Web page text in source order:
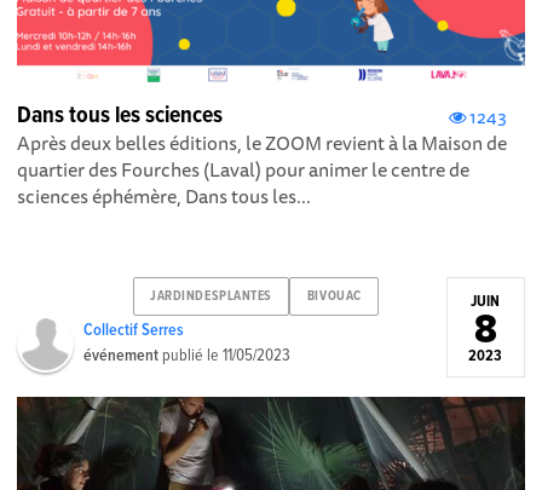
1243
Dans tous les sciences
Après deux belles éditions, le ZOOM revient à la Maison de
quartier des Fourches (Laval) pour animer le centre de
sciences éphémère, Dans tous les...
JARDINDESPLANTES BIVOUAC
Collectif Serres
événement publié le11/05/2023
JUIN
8
2023